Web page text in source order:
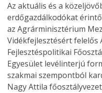
Az aktuális és a
erdőgazdálkodókat
az Agrárminisztérium
Vidékfejlesztésért felelős
Fejlesztéspolitikai
Egyesület levélinterjú
szakmai szempontból
Nagy Attila